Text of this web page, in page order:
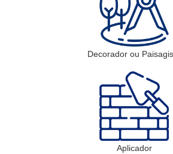
Decorador ou
Aplicador